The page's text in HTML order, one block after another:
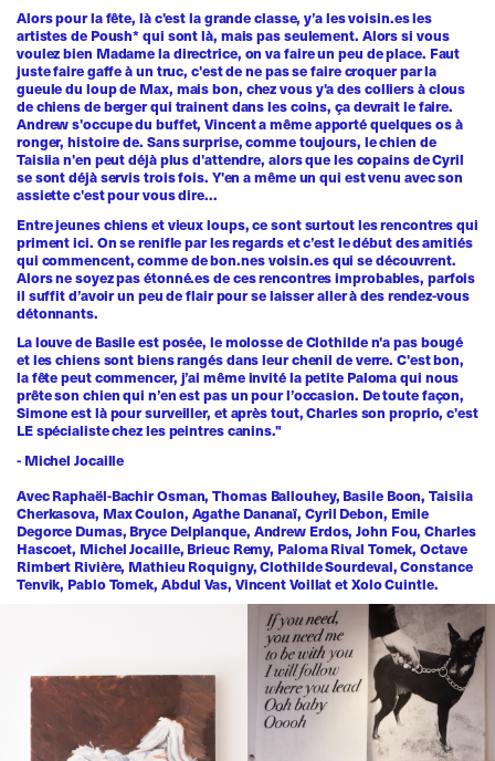
Alors pour la fête, là c'est la grande classe, y’a les voisin.es les
artistes de Poush* qui sont là, mais pas seulement. Alors si vous
voulez bien Madame la directrice, on va faire un peu de place. Faut
juste faire gaffe à un truc, c'est de ne pas se faire croquer par la
gueule du loup de Max, mais bon, chez vous y'a des colliers à clous
de chiens de berger qui trainent dans les coins, ça devrait le faire.
Andrew s'occupe du buffet, Vincent a même apporté quelques os à
ronger, histoire de. Sans surprise, comme toujours, le chien de
Taisiia n'en peut déjà plus d'attendre, alors que les copains de Cyril
se sont déjà servis trois fois. Y'en a même un qui est venu avec son
assiette c'est pour vous dire...
Entre jeunes chiens et vieux loups, ce sont surtout les rencontres qui
priment ici. On se renifle par les regards et c’est le début des amitiés
qui commencent, comme de bon.nes voisin.es qui se découvrent.
Alors ne soyez pas étonné.es de ces rencontres improbables, parfois
il suffit d’avoir un peu de flair pour se laisser aller à des rendez-vous
détonnants.
La louve de Basile est posée, le molosse de Clothilde n'a pas bougé
et les chiens sont biens rangés dans leur chenil de verre. C'est bon,
la fête peut commencer, j’ai même invité la petite Paloma qui nous
prête son chien qui n’en est pas un pour l’occasion. De toute façon,
Simone est là pour surveiller, et après tout, Charles son proprio, c'est
LE spécialiste chez les peintres canins."
- Michel Jocaille
Avec Raphaël-Bachir Osman, Thomas Ballouhey, Basile Boon, Taisiia
Cherkasova, Max Coulon, Agathe Dananaï, Cyril Debon, Emile
Degorce Dumas, Bryce Delplanque, Andrew Erdos, John Fou, Charles
Hascoet, Michel Jocaille, Brieuc Remy, Paloma Rival Tomek, Octave
Rimbert Rivière, Mathieu Roquigny, Clothilde Sourdeval, Constance
Tenvik, Pablo Tomek, Abdul Vas, Vincent Voillat et Xolo Cuintle.